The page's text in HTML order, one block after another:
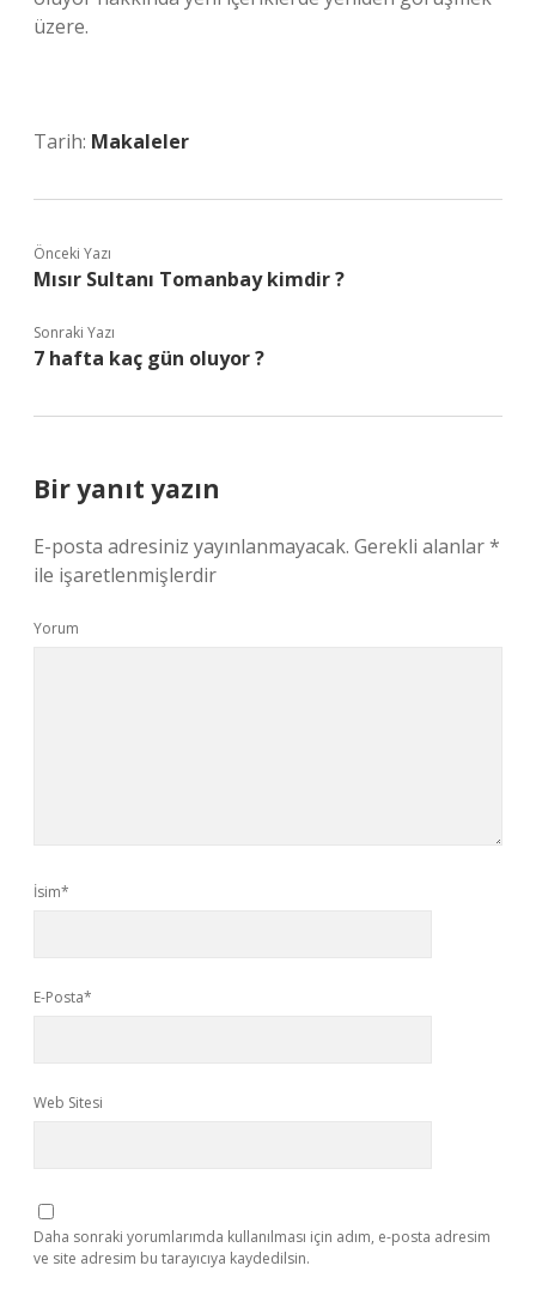
üzere.
Tarih: Makaleler
Önceki Yazı
Mısır Sultanı Tomanbay kimdir ?
Sonraki Yazı
7 hafta kaç gün oluyor ?
Bir yanıt yazın
E-posta adresiniz yayınlanmayacak. Gerekli alanlar*
ile işaretlenmişlerdir
Yorum
İsim*
E-Posta*
Web Sitesi
Daha sonraki yorumlarımda kullanılması için adım, e-posta adresim
ve site adresim bu tarayıcıya kaydedilsin.